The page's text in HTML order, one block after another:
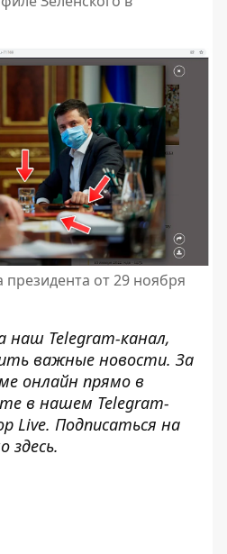
от 29 ноября
наш Telegram-канал,
важные новости. За
онлайн прямо в
в нашем Telegram-
Live. Подписаться на
здесь.